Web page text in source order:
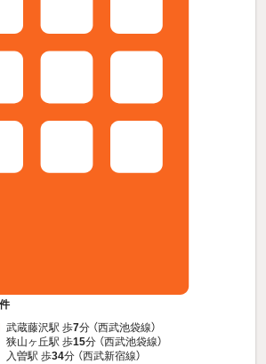
武蔵藤沢駅 歩7分 （西武池袋線）
狭山ヶ丘駅 歩15分 （西武池袋線）
入曽駅 歩34分 （西武新宿線）